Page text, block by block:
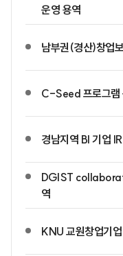
운영 용역
남부권(경산)창업
C-Seed 프로그램
경남지역 BI 기업
DGIST
역
KNU 교원창업기